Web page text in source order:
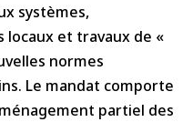
systèmes,
locaux et travaux de «
normes
Le mandat comporte
partiel des